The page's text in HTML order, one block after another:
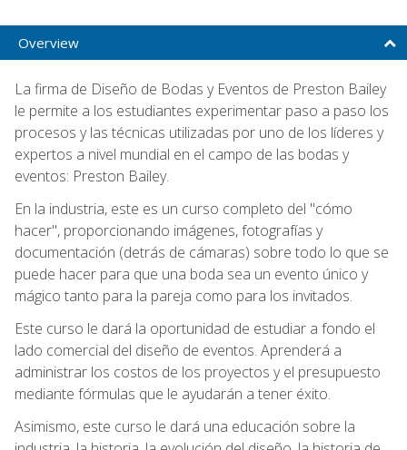
Overview
La firma de Diseño de Bodas y Eventos de Preston Bailey
le permite a los estudiantes experimentar paso a paso los
procesos y las técnicas utilizadas por uno de los líderes y
expertos a nivel mundial en el campo de las bodas y
eventos: Preston Bailey.
En la industria, este es un curso completo del "cómo
hacer", proporcionando imágenes, fotografías y
documentación (detrás de cámaras) sobre todo lo que se
puede hacer para que una boda sea un evento único y
mágico tanto para la pareja como para los invitados.
Este curso le dará la oportunidad de estudiar a fondo el
lado comercial del diseño de eventos. Aprenderá a
administrar los costos de los proyectos y el presupuesto
mediante fórmulas que le ayudarán a tener éxito.
Asimismo, este curso le dará una educación sobre la